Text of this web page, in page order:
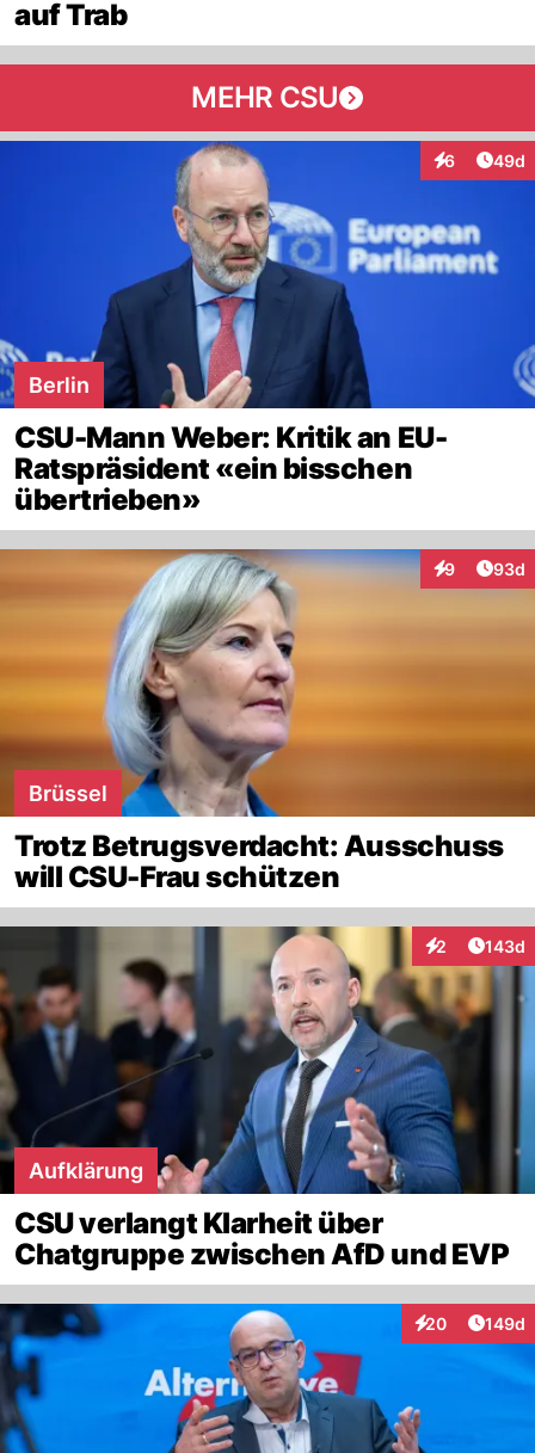
auf Trab
MEHR CSU
6
Interaktionen
49d
Berlin
CSU-Mann Weber: Kritik an EU-
Ratspräsident «ein bisschen
übertrieben»
9
Interaktionen
93d
Brüssel
Trotz Betrugsverdacht: Ausschuss
will CSU-Frau schützen
2
Interaktionen
143d
Aufklärung
CSU verlangt Klarheit über
Chatgruppe zwischen AfD und EVP
20
Interaktionen
149d